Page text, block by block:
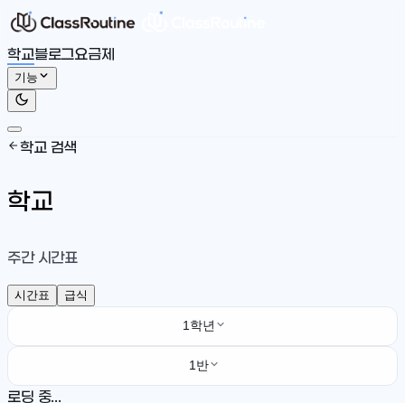
학교블로그요금제
기능
학교 검색
학교
주간 시간표
시간표 급식
1학년
1반
로딩 중...